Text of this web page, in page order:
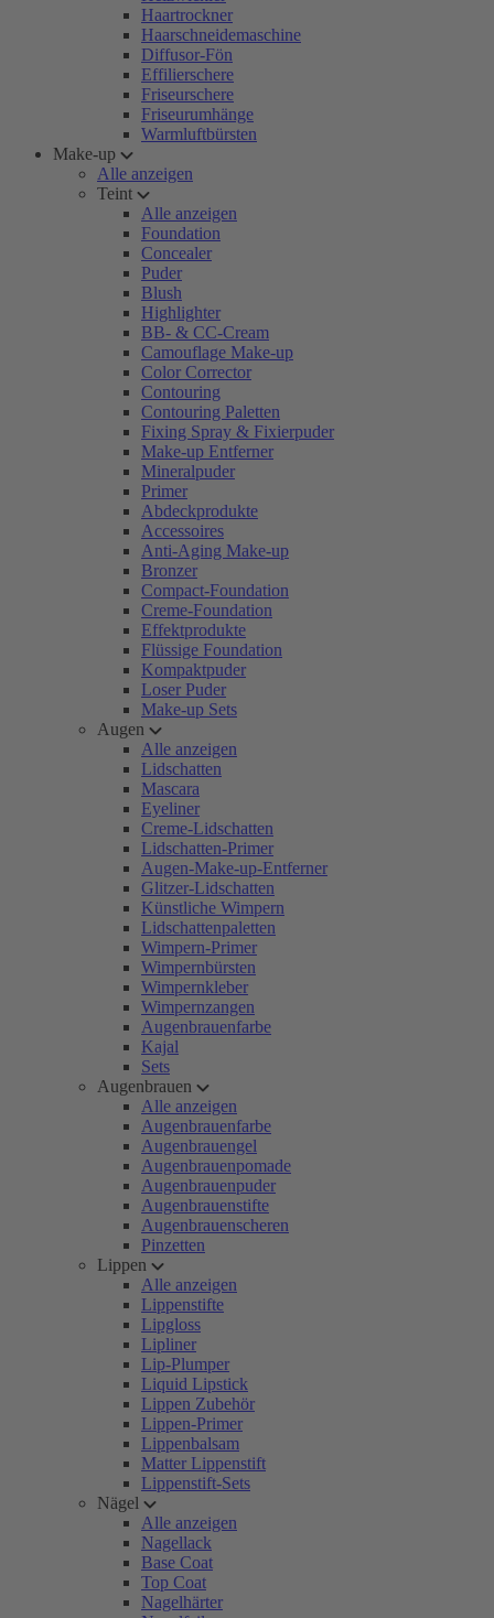
Haartrockner
Haarschneidemaschine
Diffusor-Fön
Effilierschere
Friseurschere
Friseurumhänge
Warmluftbürsten
Make-up
Alle anzeigen
Teint
Alle anzeigen
Foundation
Concealer
Puder
Blush
Highlighter
BB- & CC-Cream
Camouflage Make-up
Color Corrector
Contouring
Contouring Paletten
Fixing Spray & Fixierpuder
Make-up Entferner
Mineralpuder
Primer
Abdeckprodukte
Accessoires
Anti-Aging Make-up
Bronzer
Compact-Foundation
Creme-Foundation
Effektprodukte
Flüssige Foundation
Kompaktpuder
Loser Puder
Make-up Sets
Augen
Alle anzeigen
Lidschatten
Mascara
Eyeliner
Creme-Lidschatten
Lidschatten-Primer
Augen-Make-up-Entferner
Glitzer-Lidschatten
Künstliche Wimpern
Lidschattenpaletten
Wimpern-Primer
Wimpernbürsten
Wimpernkleber
Wimpernzangen
Augenbrauenfarbe
Kajal
Sets
Augenbrauen
Alle anzeigen
Augenbrauenfarbe
Augenbrauengel
Augenbrauenpomade
Augenbrauenpuder
Augenbrauenstifte
Augenbrauenscheren
Pinzetten
Lippen
Alle anzeigen
Lippenstifte
Lipgloss
Lipliner
Lip-Plumper
Liquid Lipstick
Lippen Zubehör
Lippen-Primer
Lippenbalsam
Matter Lippenstift
Lippenstift-Sets
Nägel
Alle anzeigen
Nagellack
Base Coat
Top Coat
Nagelhärter